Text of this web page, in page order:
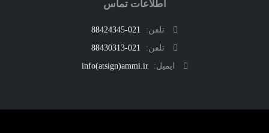
اطلاعات تماس
تلفن:
021-88424345
تلفن:
021-88430313
ایمیل:
info(atsign)ammi.ir